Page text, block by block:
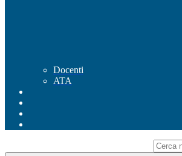
Docenti
ATA